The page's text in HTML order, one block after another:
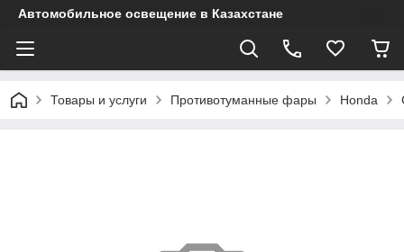
Автомобильное освещение в Казахстане
Товары и услуги Противотуманные фары Honda